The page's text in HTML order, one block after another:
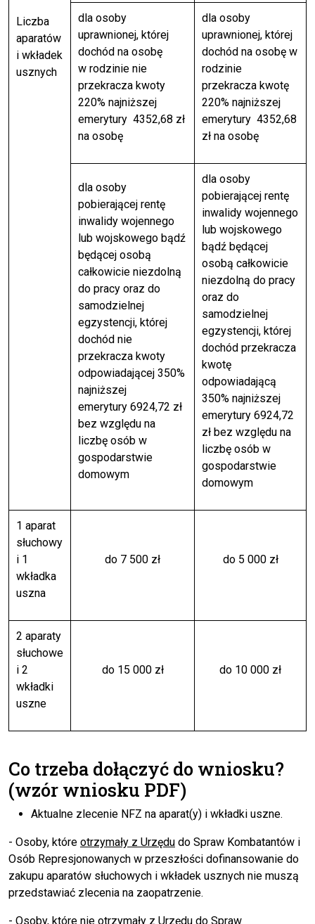
Liczba
aparatów
i wkładek
usznych
dla osoby
uprawnionej, której
dochód na osobę
w rodzinie nie
przekracza kwoty
220% najniższej
emerytury 4352,68 zł
na osobę
dla osoby
uprawnionej, której
dochód na osobę w
rodzinie
przekracza kwotę
220% najniższej
emerytury 4352,68
zł na osobę
dla osoby
pobierającej rentę
inwalidy wojennego
lub wojskowego bądź
będącej osobą
całkowicie niezdolną
do pracy oraz do
samodzielnej
egzystencji, której
dochód nie
przekracza kwoty
odpowiadającej 350%
najniższej
emerytury 6924,72 zł
bez względu na
liczbę osób w
gospodarstwie
domowym
dla osoby
pobierającej rentę
inwalidy wojennego
lub wojskowego
bądź będącej
osobą całkowicie
niezdolną do pracy
oraz do
samodzielnej
egzystencji, której
dochód przekracza
kwotę
odpowiadającą
350% najniższej
emerytury 6924,72
zł bez względu na
liczbę osób w
gospodarstwie
domowym
1 aparat
słuchowy
i 1
wkładka
uszna
do 7 500 zł do 5 000 zł
2 aparaty
słuchowe
i 2
wkładki
uszne
do 15 000 zł do 10 000 zł
Co trzeba dołączyć do wniosku?
(wzór wniosku PDF)
Aktualne zlecenie NFZ na aparat(y) i wkładki uszne.
- Osoby, które otrzymały z Urzędu do Spraw Kombatantów i
Osób Represjonowanych w przeszłości dofinansowanie do
zakupu aparatów słuchowych i wkładek usznych nie muszą
przedstawiać zlecenia na zaopatrzenie.
- Osoby, które nie otrzymały z Urzędu do Spraw